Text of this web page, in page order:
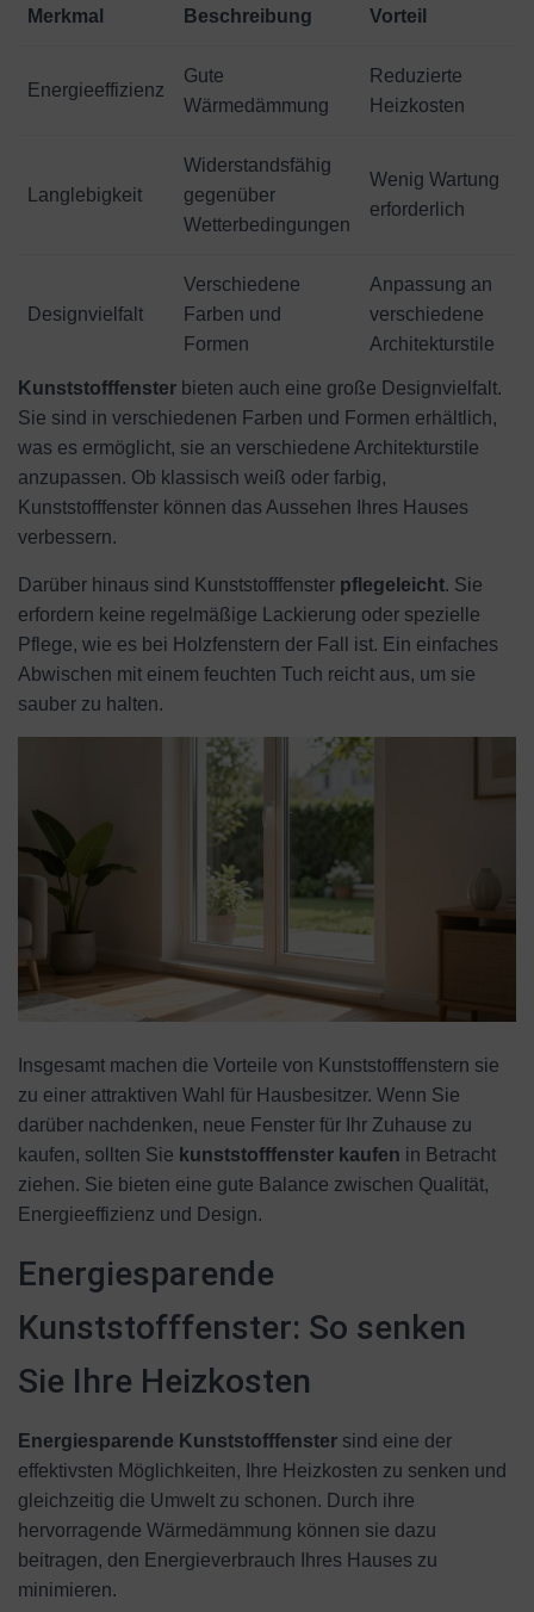
Merkmal Beschreibung Vorteil
Energieeffizienz
Gute
Wärmedämmung
Reduzierte
Heizkosten
Langlebigkeit
Widerstandsfähig
gegenüber
Wetterbedingungen
Wenig Wartung
erforderlich
Designvielfalt
Verschiedene
Farben und
Formen
Anpassung an
verschiedene
Architekturstile
Kunststofffenster bieten auch eine große Designvielfalt.
Sie sind in verschiedenen Farben und Formen erhältlich,
was es ermöglicht, sie an verschiedene Architekturstile
anzupassen. Ob klassisch weiß oder farbig,
Kunststofffenster können das Aussehen Ihres Hauses
verbessern.
Darüber hinaus sind Kunststofffenster pflegeleicht. Sie
erfordern keine regelmäßige Lackierung oder spezielle
Pflege, wie es bei Holzfenstern der Fall ist. Ein einfaches
Abwischen mit einem feuchten Tuch reicht aus, um sie
sauber zu halten.
Insgesamt machen die Vorteile von Kunststofffenstern sie
zu einer attraktiven Wahl für Hausbesitzer. Wenn Sie
darüber nachdenken, neue Fenster für Ihr Zuhause zu
kaufen, sollten Sie kunststofffenster kaufen in Betracht
ziehen. Sie bieten eine gute Balance zwischen Qualität,
Energieeffizienz und Design.
Energiesparende
Kunststofffenster: So senken
Sie Ihre Heizkosten
Energiesparende Kunststofffenster sind eine der
effektivsten Möglichkeiten, Ihre Heizkosten zu senken und
gleichzeitig die Umwelt zu schonen. Durch ihre
hervorragende Wärmedämmung können sie dazu
beitragen, den Energieverbrauch Ihres Hauses zu
minimieren.